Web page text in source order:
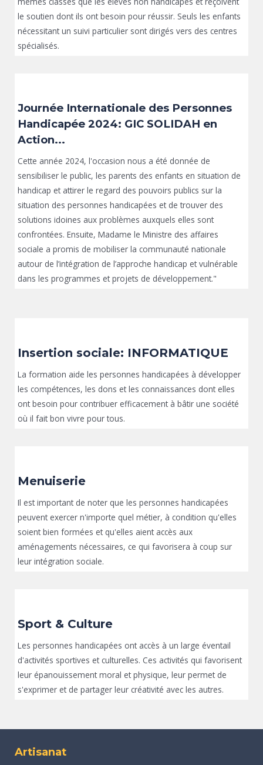
le soutien dont ils ont besoin pour réussir. Seuls les enfants
nécessitant un suivi particulier sont dirigés vers des centres
spécialisés.
Journée Internationale des Personnes
Handicapée 2024: GIC SOLIDAH en
Action...
Cette année 2024, l'occasion nous a été donnée de
sensibiliser le public, les parents des enfants en situation de
handicap et attirer le regard des pouvoirs publics sur la
situation des personnes handicapées et de trouver des
solutions idoines aux problèmes auxquels elles sont
confrontées. Ensuite, Madame le Ministre des affaires
sociale a promis de mobiliser la communauté nationale
autour de l’intégration de l’approche handicap et vulnérable
dans les programmes et projets de développement."
Insertion sociale: INFORMATIQUE
La formation aide les personnes handicapées à développer
les compétences, les dons et les connaissances dont elles
ont besoin pour contribuer efficacement à bâtir une société
où il fait bon vivre pour tous.
Menuiserie
Il est important de noter que les personnes handicapées
peuvent exercer n'importe quel métier, à condition qu'elles
soient bien formées et qu'elles aient accès aux
aménagements nécessaires, ce qui favorisera à coup sur
leur intégration sociale.
Sport & Culture
Les personnes handicapées ont accès à un large éventail
d'activités sportives et culturelles. Ces activités qui favorisent
leur épanouissement moral et physique, leur permet de
s'exprimer et de partager leur créativité avec les autres.
Artisanat